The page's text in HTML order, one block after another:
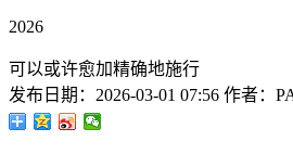
2026
可以或许愈加精确地施行
发布日期： 2026-03-01 07:56 作者：